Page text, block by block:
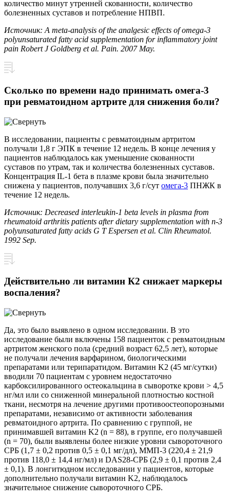
количество минут утренней скованности, количество
болезненных суставов и потребление НПВП.
Источник: A meta-analysis of the analgesic effects of omega-3
polyunsaturated fatty acid supplementation for inflammatory joint
pain Robert J Goldberg et al. Pain. 2007 May.
Сколько по времени надо принимать омега-3
при ревматоидном артрите для снижения боли?
В исследовании, пациенты с ревматоидным артритом
получали 1,8 г ЭПК в течение 12 недель. В конце лечения у
пациентов наблюдалось как уменьшение скованности
суставов по утрам, так и количества болезненных суставов.
Концентрация IL-1 бета в плазме крови была значительно
снижена у пациентов, получавших 3,6 г/сут омега-3 ПНЖК в
течение 12 недель.
Источник: Decreased interleukin-1 beta levels in plasma from
rheumatoid arthritis patients after dietary supplementation with n-3
polyunsaturated fatty acids G T Espersen et al. Clin Rheumatol.
1992 Sep.
Действительно ли витамин К2 снижает маркеры
воспаления?
Да, это было выявлено в одном исследовании. В это
исследование были включены 158 пациенток с ревматоидным
артритом женского пола (средний возраст 62,5 лет), которые
не получали лечения варфарином, биологическими
препаратами или терипаратидом. Витамин K2 (45 мг/сутки)
вводили 70 пациентам с уровнем недостаточно
карбоксилированного остеокальцина в сыворотке крови > 4,5
нг/мл или со сниженной минеральной плотностью костной
ткани, несмотря на лечение другими противоостеопорозными
препаратами, независимо от активности заболевания
ревматоидного артрита. По сравнению с группой, не
принимавшей витамин K2 (n = 88), в группе, его получавшей
(n = 70), были выявлены более низкие уровни сывороточного
СРБ (1,7 ± 0,2 против 0,5 ± 0,1 мг/дл), ММП-3 (220,4 ± 21,9
против 118,0 ± 14,4 нг/мл) и DAS28-СРБ (2,9 ± 0,1 против 2,4
± 0,1). В лонгитюдном исследовании у пациентов, которые
дополнительно получали витамин K2, наблюдалось
значительное снижение сывороточного СРБ.